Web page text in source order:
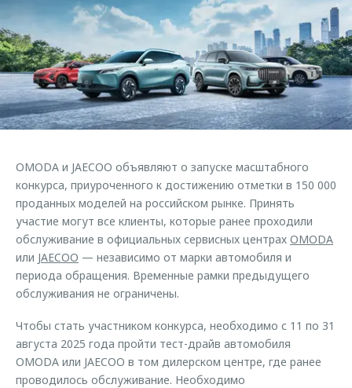
Страхование
Кредитный калькулятор
Аксессуары
Одежда и сувениры
Оригинальные аксессуары
Трейд-ин
Калькулятор трейд-ин
Дополнительная техническая поддержка
Руководства по эксплуатации
Клиентская поддержка
O&J Автоклуб
Клуб владельцев OMODA
Аксессуары
Одежда и сувениры
Оригинальные аксессуары
Запчасти
Обратная связь
OMODA и JAECOO объявляют о запуске масштабного
конкурса, приуроченного к достижению отметки в 150 000
проданных моделей на российском рынке. Принять
участие могут все клиенты, которые ранее проходили
обслуживание в официальных сервисных центрах OMODA
или JAECOO — независимо от марки автомобиля и
периода обращения. Временные рамки предыдущего
обслуживания не ограничены.
Чтобы стать участником конкурса, необходимо с 11 по 31
августа 2025 года пройти тест-драйв автомобиля
OMODA или JAECOO в том дилерском центре, где ранее
проводилось обслуживание. Необходимо